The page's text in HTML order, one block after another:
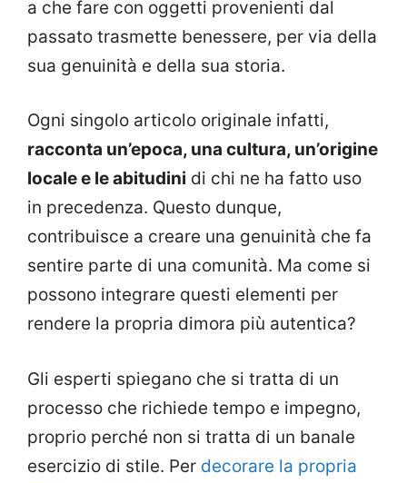
a che fare con oggetti provenienti dal
passato trasmette benessere, per via della
sua genuinità e della sua storia.
Ogni singolo articolo originale infatti,
racconta un’epoca, una cultura, un’origine
locale e le abitudini di chi ne ha fatto uso
in precedenza. Questo dunque,
contribuisce a creare una genuinità che fa
sentire parte di una comunità. Ma come si
possono integrare questi elementi per
rendere la propria dimora più autentica?
Gli esperti spiegano che si tratta di un
processo che richiede tempo e impegno,
proprio perché non si tratta di un banale
esercizio di stile. Per decorare la propria